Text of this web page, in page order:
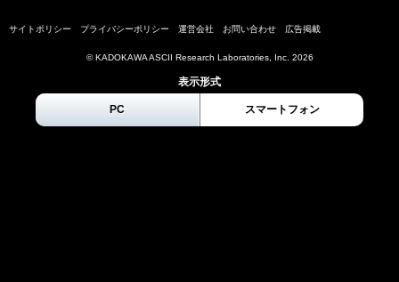
サイトポリシー プライバシーポリシー 運営会社 お問い合わせ 広告掲載
© KADOKAWA ASCII Research Laboratories, Inc. 2026
表示形式
PC スマートフォン